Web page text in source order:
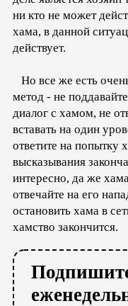
ни кто не может
хама, в данной
действует.
Но все же есть
метод - не
диалог с хамом, не
вставать на один
ответите на попытку
высказывания
интересно, да же
отвечайте на его
остановить хама в
хамство закончится.